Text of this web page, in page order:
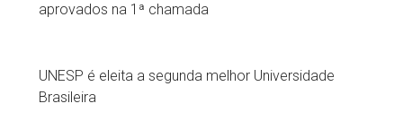
aprovados na 1ª chamada
UNESP é eleita a segunda melhor Universidade
Brasileira